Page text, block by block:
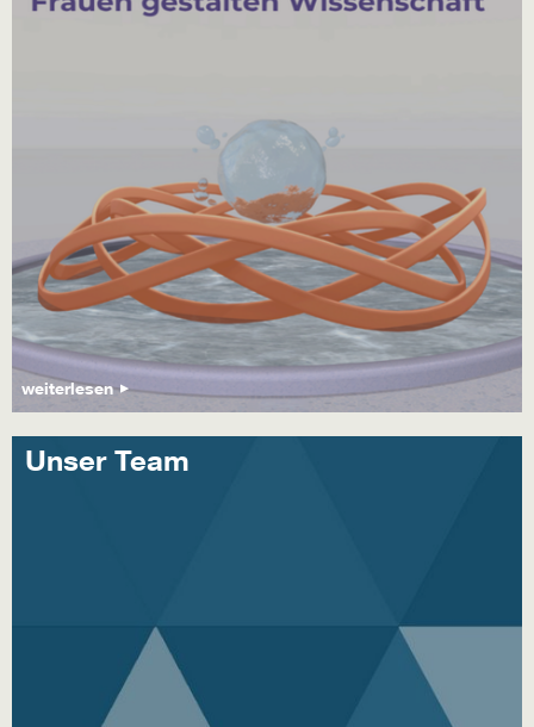
weiterlesen
Unser Team